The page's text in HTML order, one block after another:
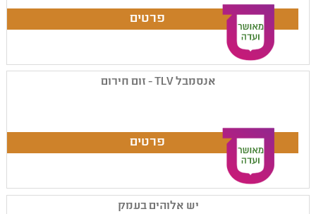
אנסמבל TLV - זום חירום
יש אלוהים בעמק